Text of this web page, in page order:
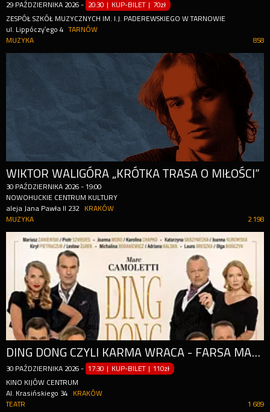
29 PAŹDZIERNIKA 2026 - 20:30 | KUP-BILET | 70zł
ZESPÓŁ SZKÓŁ MUZYCZNYCH IM. I.J. PADEREWSKIEGO W TARNOWIE
ul. Lippóczy’ego 4
TARNÓW
858
MUZYKA
WIKTOR WALIGÓRA „KRÓTKA TRASA O MIŁOŚCI”
30 PAŹDZIERNIKA 2026 -19:00
NOWOHUCKIE CENTRUM KULTURY
aleja Jana Pawła II 232
KRAKÓW
2 198
MUZYKA
DING DONG CZYLI KARMA WRACA - FARSA MAŁŻEŃSKA Z REWANŻEM!
30 PAŹDZIERNIKA 2026 - 17:30 | KUP-BILET |110zł
KINO KIJÓW CENTRUM
Al. Krasińskiego 34
KRAKÓW
1 689
TEATR